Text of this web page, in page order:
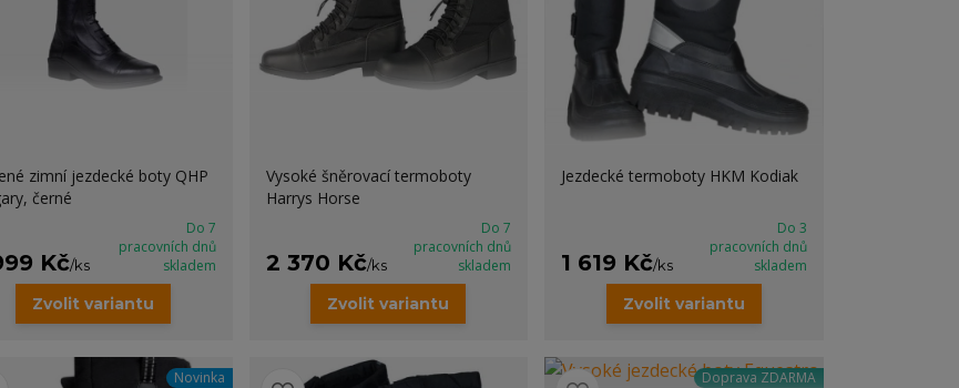
zimní jezdecké boty QHP
černé
Kč/ks
Do 7
pracovních dnů
skladem
Zvolit variantu
Vysoké šněrovací termoboty
Harrys Horse
2 370 Kč/ks
Do 7
pracovních dnů
skladem
Zvolit variantu
Jezdecké termoboty HKM Kodiak
1 619 Kč/ks
Do 3
pracovních dnů
skladem
Zvolit variantu
Novinka Doprava ZDARMA